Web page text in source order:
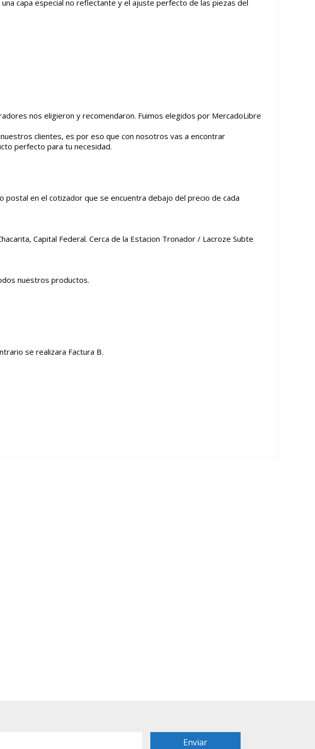
capa especial no reflectante y el ajuste perfecto de las piezas del
nos eligieron y recomendaron. Fuimos elegidos por MercadoLibre
clientes, es por eso que con nosotros vas a encontrar
perfecto para tu necesidad.
en el cotizador que se encuentra debajo del precio de cada
Capital Federal. Cerca de la Estacion Tronador / Lacroze Subte
nuestros productos.
se realizara Factura B.